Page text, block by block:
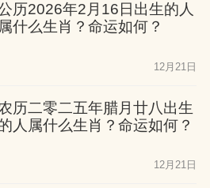
历2026年2月16日出生的人
属什么生肖？命运如何？
12月21日
历二零二五年腊月廿八出生
人属什么生肖？命运如何？
12月21日